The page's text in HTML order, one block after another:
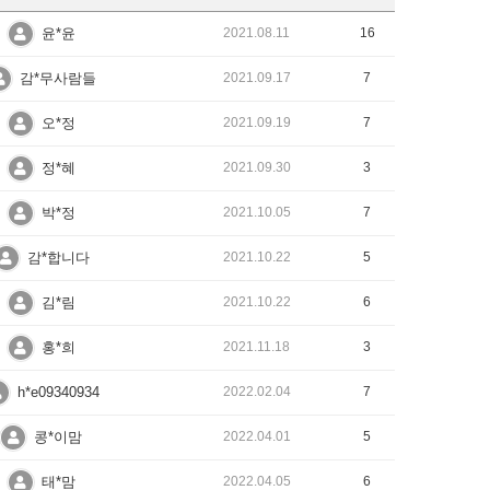
윤*윤 2021.08.11 16
감*무사람들 2021.09.17 7
오*정 2021.09.19 7
정*혜 2021.09.30 3
박*정 2021.10.05 7
감*합니다 2021.10.22 5
김*림 2021.10.22 6
홍*희 2021.11.18 3
h*e09340934 2022.02.04 7
콩*이맘 2022.04.01 5
태*맘 2022.04.05 6